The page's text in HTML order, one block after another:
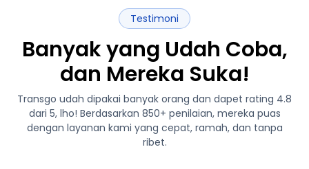
Testimoni
Banyak yang Udah Coba,
dan Mereka Suka!
Transgo udah dipakai banyak orang dan dapet rating 4.8
dari 5, lho! Berdasarkan 850+ penilaian, mereka puas
dengan layanan kami yang cepat, ramah, dan tanpa
ribet.